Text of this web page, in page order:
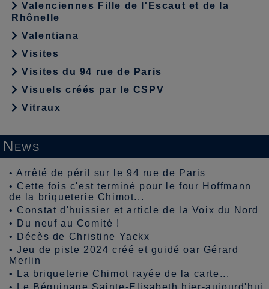
Valenciennes Fille de l'Escaut et de la
Rhônelle
Valentiana
Visites
Visites du 94 rue de Paris
Visuels créés par le CSPV
Vitraux
News
•Arrêté de péril sur le 94 rue de Paris
• Cette fois c'est terminé pour le four Hoffmann
de la briqueterie Chimot...
• Constat d'huissier et article de la Voix du Nord
•
Du neuf au Comité !
•
Décès de Christine Yackx
•Jeu de piste 2024 créé et guidé oar Gérard
Merlin
•
La briqueterie Chimot rayée de la carte...